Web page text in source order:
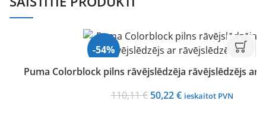
-54%
Puma Colorblock pilns rāvējslēdzēja rāvējslēdzējs ar
110,11€ Original
50,22€Current
ieskaitot PVN